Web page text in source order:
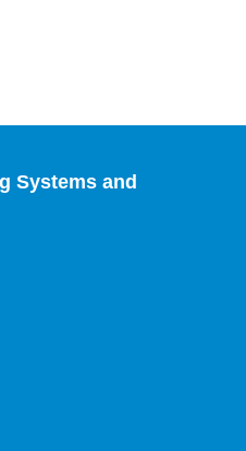
Systems and